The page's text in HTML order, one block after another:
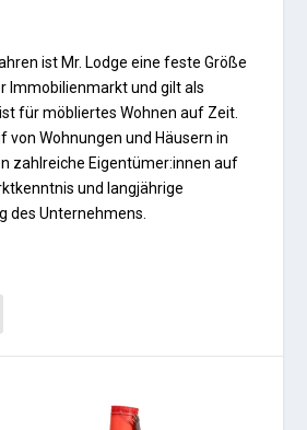
ist Mr. Lodge eine feste Größe
Immobilienmarkt und gilt als
für möbliertes Wohnen auf Zeit.
von Wohnungen und Häusern in
zahlreiche Eigentümer:innen auf
und langjährige
des Unternehmens.